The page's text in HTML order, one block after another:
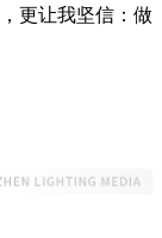
更让我坚信：做